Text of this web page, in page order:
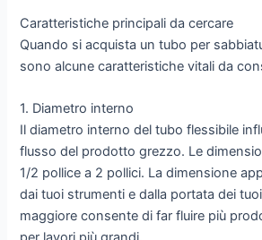
Caratteristiche principali da cercare
Quando si acquista un tubo per
sono alcune caratteristiche vitali da
1. Diametro interno
Il diametro interno del tubo flessibile
flusso del prodotto grezzo. Le
1/2 pollice a 2 pollici. La dimensione
dai tuoi strumenti e dalla portata dei
maggiore consente di far fluire più